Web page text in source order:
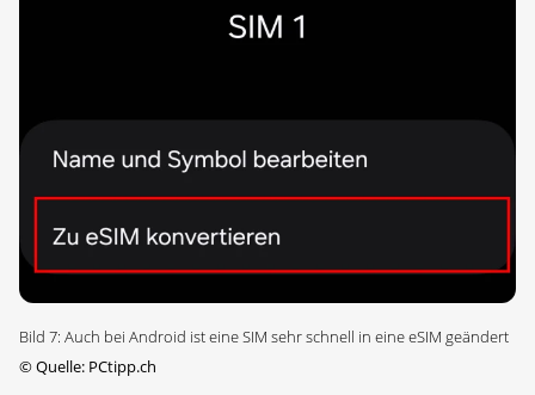
Bild 7: Auch bei Android ist eine SIM sehr schnell in eine eSIM geändert
©Quelle: PCtipp.ch